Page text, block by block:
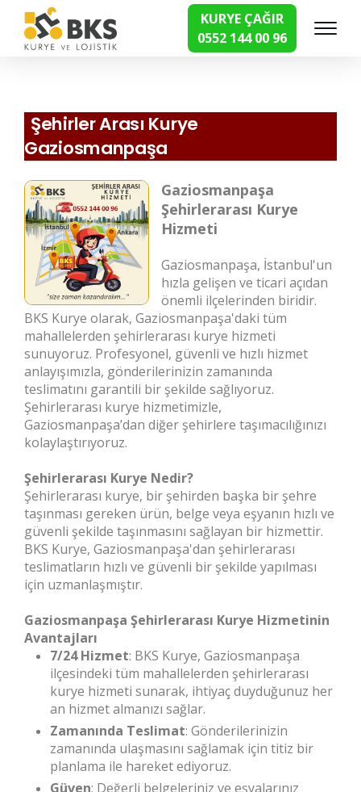
KURYE ÇAĞIR
0552 144 00 96
Hızlı Kurye Hizmetleri
Şehirler Arası Kurye
Gaziosmanpaşa
Gaziosmanpaşa
Şehirlerarası Kurye
Hizmeti
Gaziosmanpaşa, İstanbul'un
hızla gelişen ve ticari açıdan
önemli ilçelerinden biridir.
BKS Kurye olarak, Gaziosmanpaşa'daki tüm
mahallelerden şehirlerarası kurye hizmeti
sunuyoruz. Profesyonel, güvenli ve hızlı hizmet
anlayışımızla, gönderilerinizin zamanında
teslimatını garantili bir şekilde sağlıyoruz.
Şehirlerarası kurye hizmetimizle,
Gaziosmanpaşa’dan diğer şehirlere taşımacılığınızı
kolaylaştırıyoruz.
Şehirlerarası Kurye Nedir?
Şehirlerarası kurye, bir şehirden başka bir şehre
taşınması gereken ürün, belge veya eşyanın hızlı ve
güvenli şekilde taşınmasını sağlayan bir hizmettir.
BKS Kurye, Gaziosmanpaşa'dan şehirlerarası
teslimatların hızlı ve güvenli bir şekilde yapılması
için uzmanlaşmıştır.
Gaziosmanpaşa Şehirlerarası Kurye Hizmetinin
Avantajları
7/24 Hizmet: BKS Kurye, Gaziosmanpaşa
ilçesindeki tüm mahallelerden şehirlerarası
kurye hizmeti sunarak, ihtiyaç duyduğunuz her
an hizmet almanızı sağlar.
Zamanında Teslimat: Gönderilerinizin
zamanında ulaşmasını sağlamak için titiz bir
planlama ile hareket ediyoruz.
Güven: Değerli belgeleriniz ve eşyalarınız